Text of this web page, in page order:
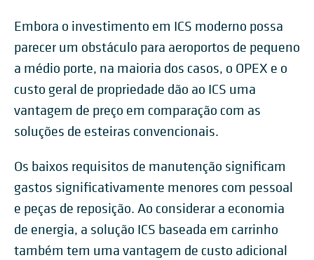
Embora o investimento em ICS moderno possa
parecer um obstáculo para aeroportos de pequeno
a médio porte, na maioria dos casos, o OPEX e o
custo geral de propriedade dão ao ICS uma
vantagem de preço em comparação com as
soluções de esteiras convencionais.
Os baixos requisitos de manutenção significam
gastos significativamente menores com pessoal
e peças de reposição. Ao considerar a economia
de energia, a solução ICS baseada em carrinho
também tem uma vantagem de custo adicional